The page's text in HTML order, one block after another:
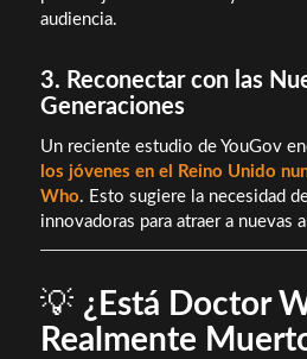
audiencia.
3. Reconectar con las
Generaciones
Un reciente estudio de YouGov
los jóvenes en el Reino Unido
Who. Esto sugiere la necesidad
innovadoras para atraer a nuevas
💡 ¿Está Doctor
Realmente